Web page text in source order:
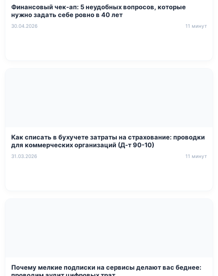
Финансовый чек-ап: 5 неудобных вопросов, которые
нужно задать себе ровно в 40 лет
30.04.2026 11 минут
Как списать в бухучете затраты на страхование: проводки
для коммерческих организаций (Д-т 90-10)
31.03.2026 11 минут
Почему мелкие подписки на сервисы делают вас беднее: